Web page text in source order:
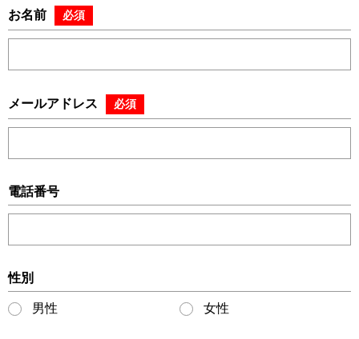
お名前 必須
メールアドレス 必須
電話番号
性別
男性 女性